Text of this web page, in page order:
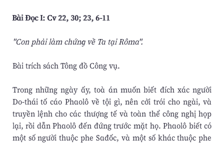
Bài Ðọc I: Cv 22, 30; 23, 6-11
"Con phải làm chứng về Ta tại Rôma".
Bài trích sách Tông đồ Công vụ.
Trong những ngày ấy, toà án muốn biết đích xác người
Do-thái tố cáo Phaolô về tội gì, nên cởi trói cho ngài, và
truyền lệnh cho các thượng tế và toàn thể công nghị họp
lại, rồi dẫn Phaolô đến đứng trước mặt họ. Phaolô biết có
một số người thuộc phe Sađốc, và một số khác thuộc phe